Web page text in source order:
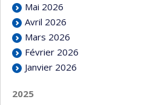
Mai 2026
Avril 2026
Mars 2026
Février 2026
Janvier 2026
2025